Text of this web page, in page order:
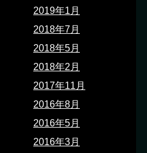
2019年1月
2018年7月
2018年5月
2018年2月
2017年11月
2016年8月
2016年5月
2016年3月